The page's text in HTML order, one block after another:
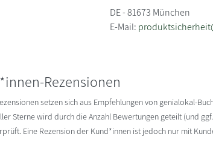
DE - 81673 München
E-Mail:
Rezensionen
setzen sich aus Empfehlungen von genialokal-
Sterne wird durch die Anzahl Bewertungen geteilt (und
Eine Rezension der Kund*innen ist jedoch nur mit